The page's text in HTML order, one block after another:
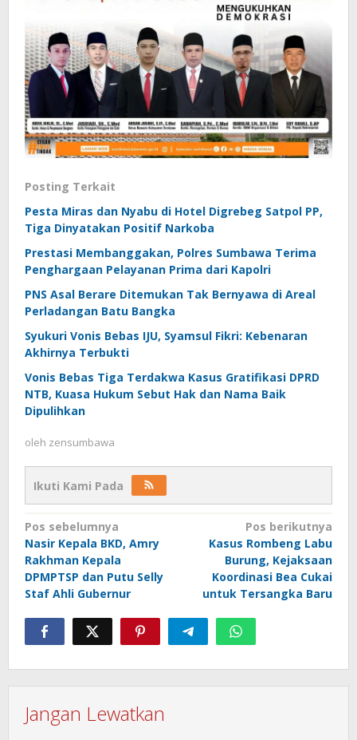
Posting Terkait
Pesta Miras dan Nyabu di Hotel Digrebeg Satpol PP,
Tiga Dinyatakan Positif Narkoba
Prestasi Membanggakan, Polres Sumbawa Terima
Penghargaan Pelayanan Prima dari Kapolri
PNS Asal Berare Ditemukan Tak Bernyawa di Areal
Perladangan Batu Bangka
Syukuri Vonis Bebas IJU, Syamsul Fikri: Kebenaran
Akhirnya Terbukti
Vonis Bebas Tiga Terdakwa Kasus Gratifikasi DPRD
NTB, Kuasa Hukum Sebut Hak dan Nama Baik
Dipulihkan
oleh zensumbawa
Ikuti Kami Pada
Navigasi
pos
Pos sebelumnya
Nasir Kepala BKD, Amry
Rakhman Kepala
DPMPTSP dan Putu Selly
Staf Ahli Gubernur
Pos berikutnya
Kasus Rombeng Labu
Burung, Kejaksaan
Koordinasi Bea Cukai
untuk Tersangka Baru
Jangan Lewatkan